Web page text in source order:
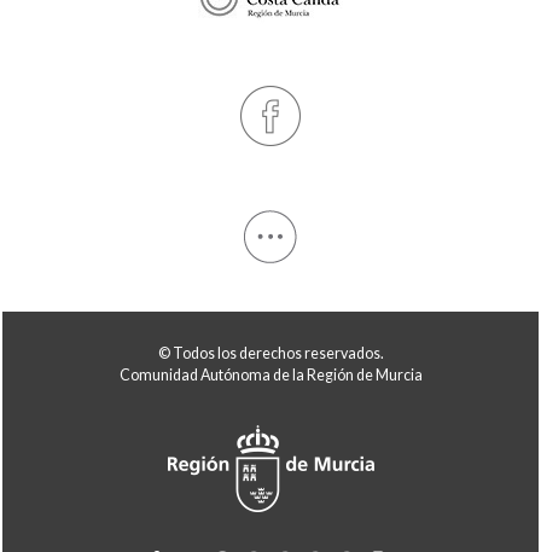
© Todos los derechos reservados.
Comunidad Autónoma de la Región de Murcia